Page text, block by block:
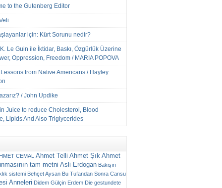
to the Gutenberg Editor
için: Kürt Sorunu nedir?
Le Guin ile İktidar, Baskı, Özgürlük Üzerine
Oppression, Freedom / MARIA POPOVA
from Native Americans / Hayley
/ John Updike
Juice to reduce Cholesterol, Blood
Lipids And Also Triglycerides
CEMAL Ahmet Telli Ahmet Şık Ahmet
tam metni Asli Erdogan Bakişın
sistemi Behçet Aysan Bu Tufandan Sonra Cansu
Anneleri Didem Gülçin Erdem Die gestundete